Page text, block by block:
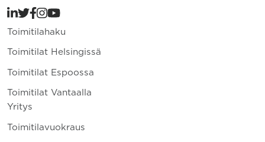
Toimitilahaku
Toimitilat Helsingissä
Toimitilat Espoossa
Toimitilat Vantaalla
Yritys
Toimitilavuokraus